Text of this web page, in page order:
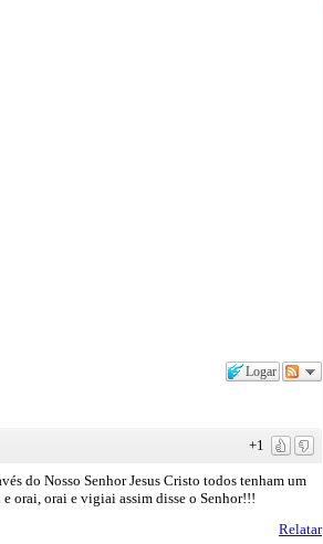
Logar
+1
do Nosso Senhor Jesus Cristo todos tenham um
orai, orai e vigiai assim disse o Senhor!!!
Relatar